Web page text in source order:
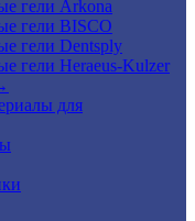
гели Arkona
гели BISCO
гели Dentsply
гели Heraeus-Kulzer
для